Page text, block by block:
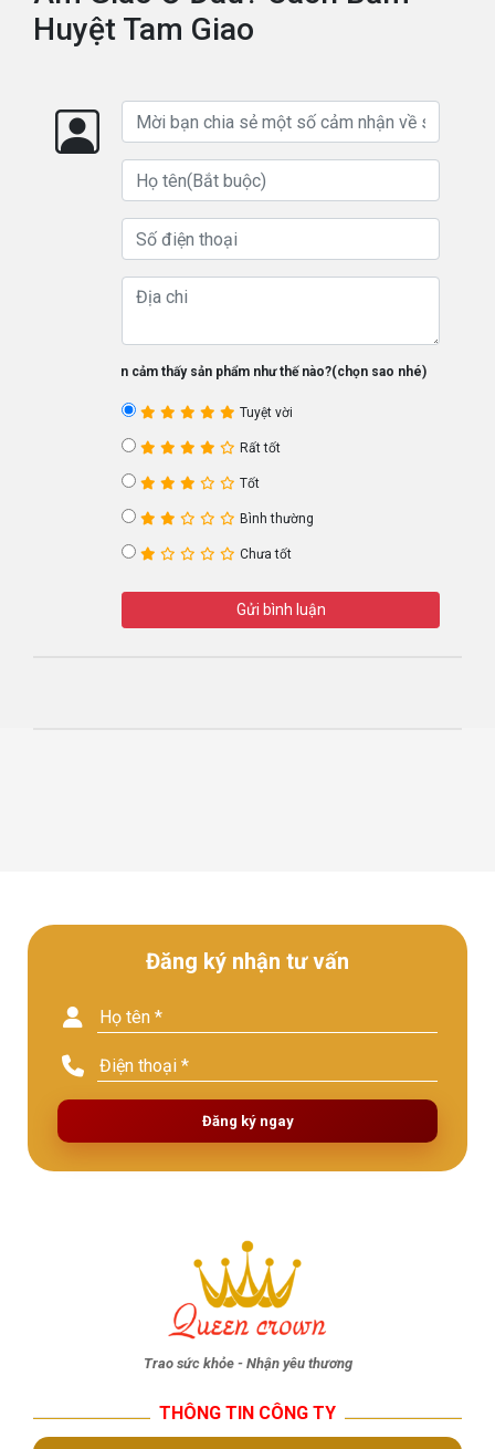
Huyệt Tam Giao
Bạn cảm thấy sản phẩm như thế nào?(chọn sao nhé)
Tuyệt vời
Rất tốt
Tốt
Bình thường
Chưa tốt
Gửi bình luận
Đăng ký nhận tư vấn
Đăng ký ngay
Trao sức khỏe - Nhận yêu thương
THÔNG TIN CÔNG TY